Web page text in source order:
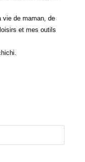
vie de maman, de
et mes outils